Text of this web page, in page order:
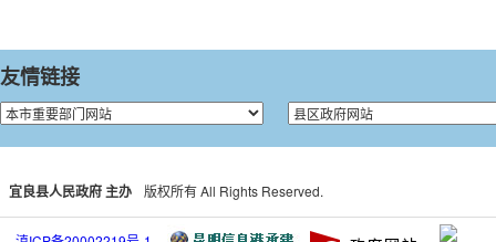
友情链接
宜良县人民政府 主办 版权所有 All Rights Reserved.